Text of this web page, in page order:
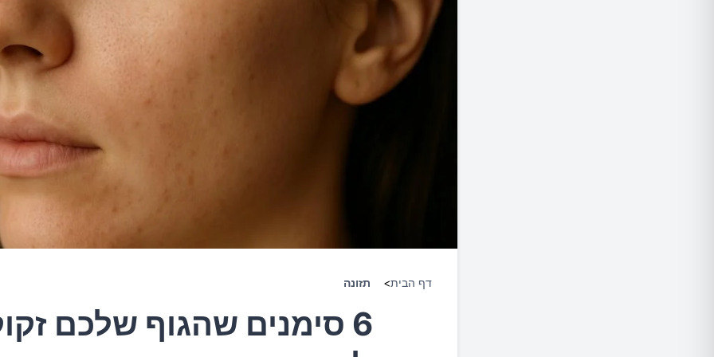
דף הבית> תזונה
6 סימנים שהגוף שלכם